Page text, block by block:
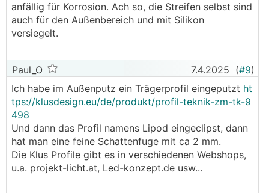
anfällig für Korrosion. Ach so, die Streifen selbst sind
auch für den Außenbereich und mit Silikon
versiegelt.
Paul_O 7.4.2025 (#9)
Ich habe im Außenputz ein Trägerprofil eingeputzt ht
tps://klusdesign.eu/de/produkt/profil-teknik-zm-tk-9
498
Und dann das Profil namens Lipod eingeclipst, dann
hat man eine feine Schattenfuge mit ca 2 mm.
Die Klus Profile gibt es in verschiedenen Webshops,
u.a. projekt-licht.at, Led-konzept.de usw...